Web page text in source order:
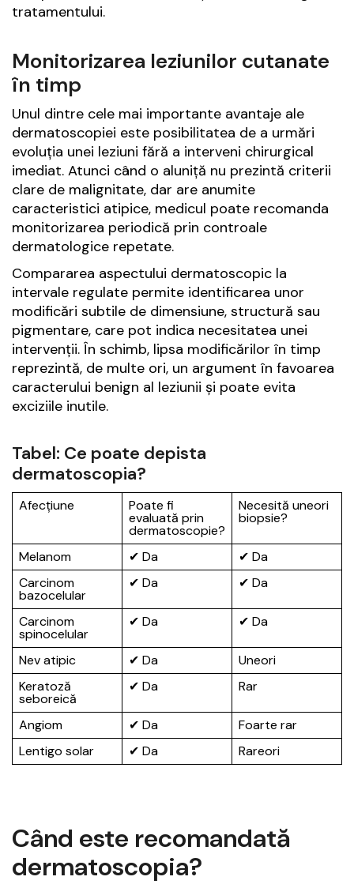
tratamentului.
Monitorizarea leziunilor cutanate
în timp
Unul dintre cele mai importante avantaje ale
dermatoscopiei este posibilitatea de a urmări
evoluția unei leziuni fără a interveni chirurgical
imediat. Atunci când o aluniță nu prezintă criterii
clare de malignitate, dar are anumite
caracteristici atipice, medicul poate recomanda
monitorizarea periodică prin controale
dermatologice repetate.
Compararea aspectului dermatoscopic la
intervale regulate permite identificarea unor
modificări subtile de dimensiune, structură sau
pigmentare, care pot indica necesitatea unei
intervenții. În schimb, lipsa modificărilor în timp
reprezintă, de multe ori, un argument în favoarea
caracterului benign al leziunii și poate evita
exciziile inutile.
Tabel: Ce poate depista
dermatoscopia?
Afecțiune Poate fi
evaluată prin
dermatoscopie?
Necesită uneori
biopsie?
Melanom ✔ Da
✔ Da
Carcinom
bazocelular
✔ Da ✔ Da
Carcinom
spinocelular
✔ Da ✔ Da
Nev atipic ✔ Da
Uneori
Keratoză
seboreică
✔ Da Rar
Angiom ✔ Da
Foarte rar
Lentigo solar
✔ Da Rareori
Când este recomandată
dermatoscopia?